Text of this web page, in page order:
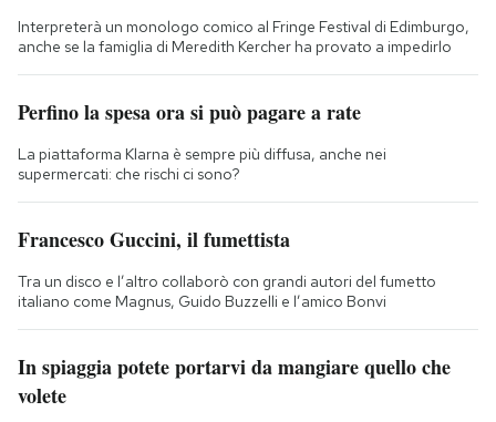
Interpreterà un monologo comico al Fringe Festival di Edimburgo,
anche se la famiglia di Meredith Kercher ha provato a impedirlo
Perfino la spesa ora si può pagare a rate
La piattaforma Klarna è sempre più diffusa, anche nei
supermercati: che rischi ci sono?
Francesco Guccini, il fumettista
Tra un disco e l’altro collaborò con grandi autori del fumetto
italiano come Magnus, Guido Buzzelli e l’amico Bonvi
In spiaggia potete portarvi da mangiare quello che
volete